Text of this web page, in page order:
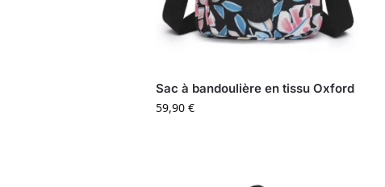
Sac à bandoulière en tissu Oxford
59,90€